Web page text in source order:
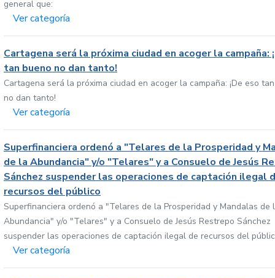
general que:
Ver categoría
Cartagena será la próxima ciudad en acoger la campaña:
tan bueno no dan tanto!
Cartagena será la próxima ciudad en acoger la campaña: ¡De eso
no dan tanto!
Ver categoría
Superfinanciera ordenó a "Telares de la Prosperidad y
de la Abundancia" y/o "Telares" y a Consuelo de Jesús
Sánchez suspender las operaciones de captación ilegal
recursos del público
Superfinanciera ordenó a "Telares de la Prosperidad y Mandalas de
Abundancia" y/o "Telares" y a Consuelo de Jesús Restrepo Sánchez
suspender las operaciones de captación ilegal de recursos del
Ver categoría